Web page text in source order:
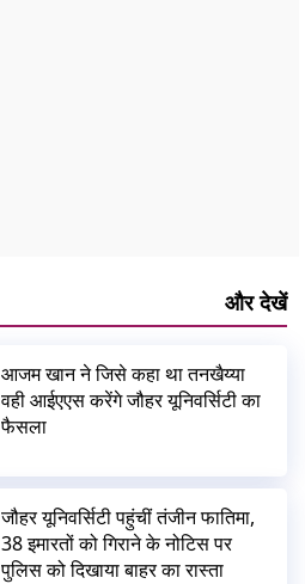
और देखें
आजम खान ने जिसे कहा था तनखैय्या
वही आईएएस करेंगे जौहर यूनिवर्सिटी का
फैसला
जौहर यूनिवर्सिटी पहुंचीं तंजीन फातिमा,
38 इमारतों को गिराने के नोटिस पर
पुलिस को दिखाया बाहर का रास्ता